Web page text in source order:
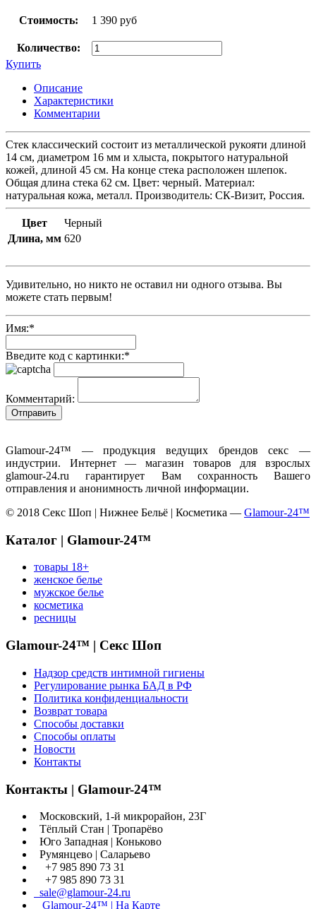
Стоимость: 1 390 руб
Количество:
Купить
Описание
Характеристики
Комментарии
Стек классический состоит из металлической рукояти длиной
14 см, диаметром 16 мм и хлыста, покрытого натуральной
кожей, длиной 45 см. На конце стека расположен шлепок.
Общая длина стека 62 см. Цвет: черный. Материал:
натуральная кожа, металл. Производитель: СК-Визит, Россия.
Цвет
Черный
Длина, мм 620
Удивительно, но никто не оставил ни одного отзыва. Вы
можете стать первым!
Имя:*
Введите код с картинки:*
Комментарий:
Glamour-24™ — продукция ведущих брендов секс —
индустрии. Интернет — магазин товаров для взрослых
glamour-24.ru гарантирует Вам сохранность Вашего
отправления и анонимность личной информации.
© 2018 Секс Шоп | Нижнее Бельё | Косметика — Glamour-24™
Каталог | Glamour-24™
товары 18+
женское белье
мужское белье
косметика
ресницы
Glamour-24™ | Секс Шоп
Надзор средств интимной гигиены
Регулирование рынка БАД в РФ
Политика конфиденциальности
Возврат товара
Способы доставки
Способы оплаты
Новости
Контакты
Контакты | Glamour-24™
Московский, 1-й микрорайон, 23Г
Тёплый Стан | Тропарёво
Юго Западная | Коньково
Румянцево | Саларьево
+7 985 890 73 31
+7 985 890 73 31
sale@glamour-24.ru
Glamour-24™ | На Карте